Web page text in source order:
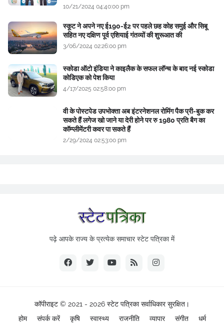
10/21/2024 04:40:00 pm
स्कूट ने अपने नए ई190-ई2 पर पहले छह कोह समुई और सिबू
सहित नए दक्षिण पूर्व एशियाई गंतव्यों की शुरूआत की
3/06/2024 02:26:00 pm
स्कोडा ऑटो इंडिया ने काइलैक के सफल लॉन्च के बाद नई स्कोडा
कोडिएक को पेश किया
4/17/2025 02:58:00 pm
वी के पोस्टपेड उपभोक्ता अब इंटरनेशनल रोमिंग पैक प्री-बुक कर
सकते हैं लगेज खो जाने या देरी होने पर रु 1980 प्रति बैग का
कॉम्प्लीमेंटरी कवर पा सकते हैं
2/29/2024 02:53:00 pm
पढ़े आपके राज्य के प्रत्येक समाचार स्टेट पत्रिका में
कॉपीराइट © 2021 - 2026 स्टेट पत्रिकासर्वाधिकार सुरक्षित।
होम
संपर्क करें कृषि स्वास्थ्य राजनीति व्यापार संगीत धर्म